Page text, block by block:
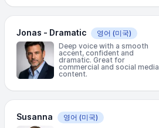
Jonas - Dramatic 영어 (미국)
Deep voice with a smooth
accent, confident and
dramatic. Great for
commercial and social media
content.
Susanna 영어 (미국)